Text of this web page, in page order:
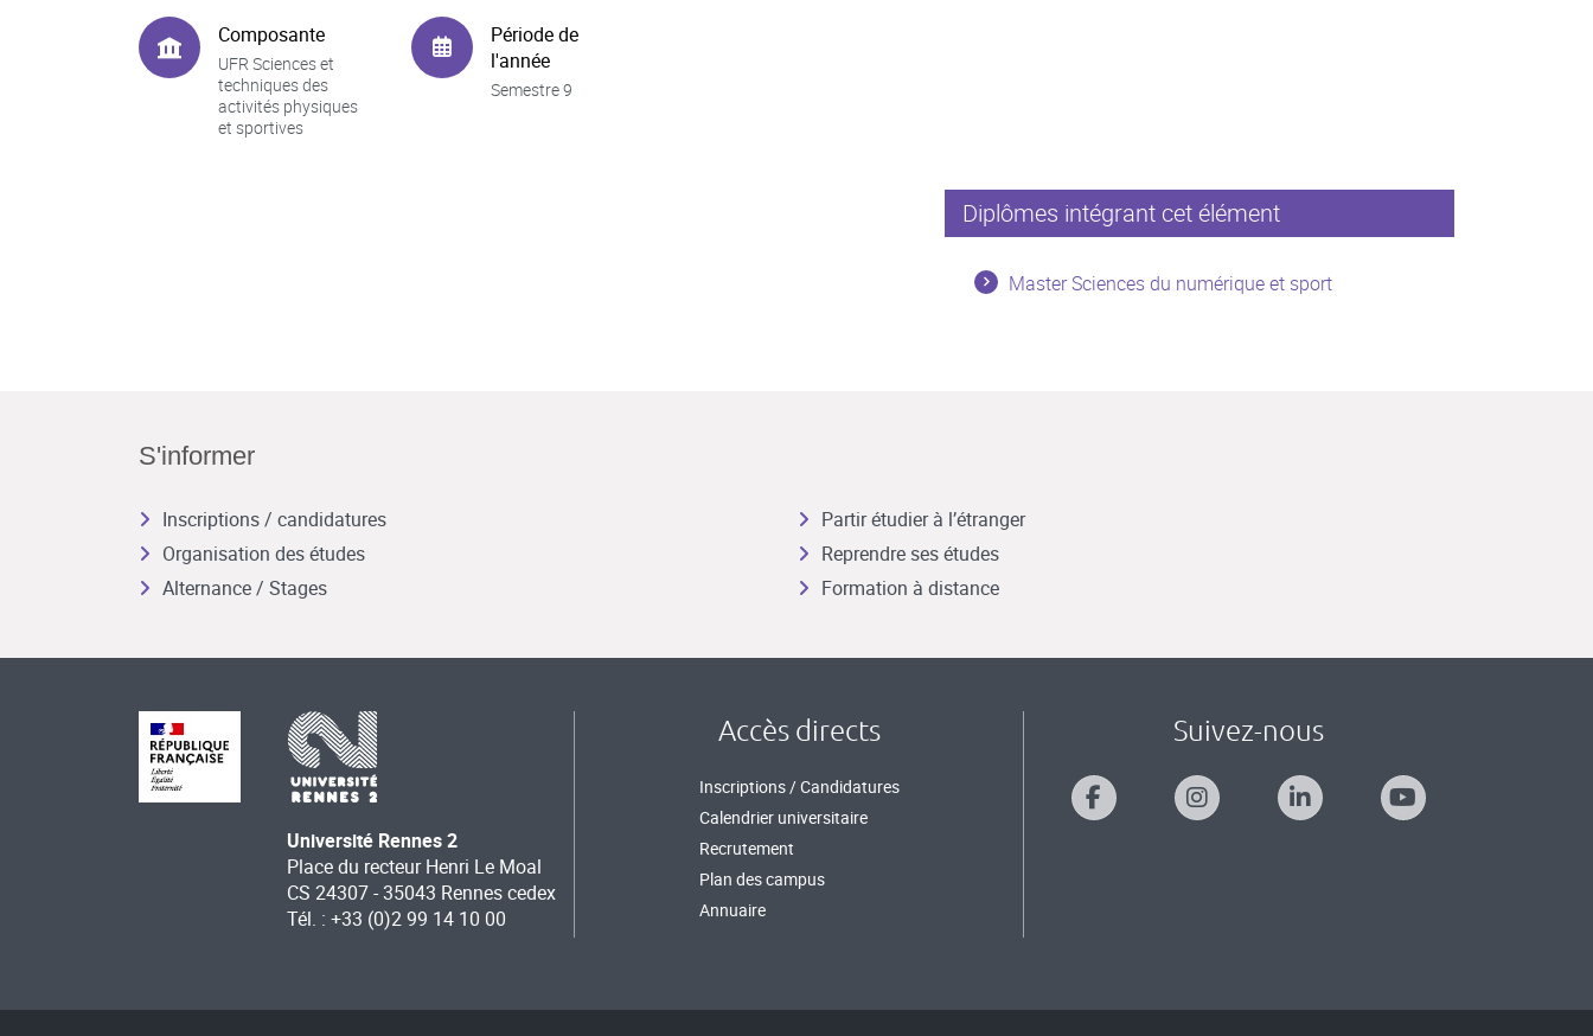
Composante
UFR Sciences et
techniques des
activités physiques
et sportives
Période de
l'année
Semestre 9
Diplômes intégrant cet élément
Master Sciences du numérique et sport
S'informer
Inscriptions / candidatures
Organisation des études
Alternance / Stages
Partir étudier à l’étranger
Reprendre ses études
Formation à distance
Université Rennes 2
Place du recteur Henri Le Moal
CS 24307 - 35043 Rennes cedex
Tél. : +33 (0)2 99 14 10 00
Accès directs
Inscriptions / Candidatures
Calendrier universitaire
Recrutement
Plan des campus
Annuaire
Suivez-nous